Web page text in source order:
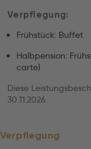
Verpflegung:
Frühstück: Buffet
Halbpension:
carte)
Diese
30.11.2026.
Verpflegung